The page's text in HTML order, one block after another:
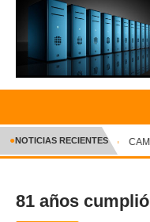
INICIO
CRÓNICA
DEPORTES
●NOTICIAS RECIENTES
81 años